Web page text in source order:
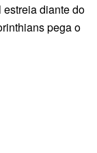
diante do
pega o